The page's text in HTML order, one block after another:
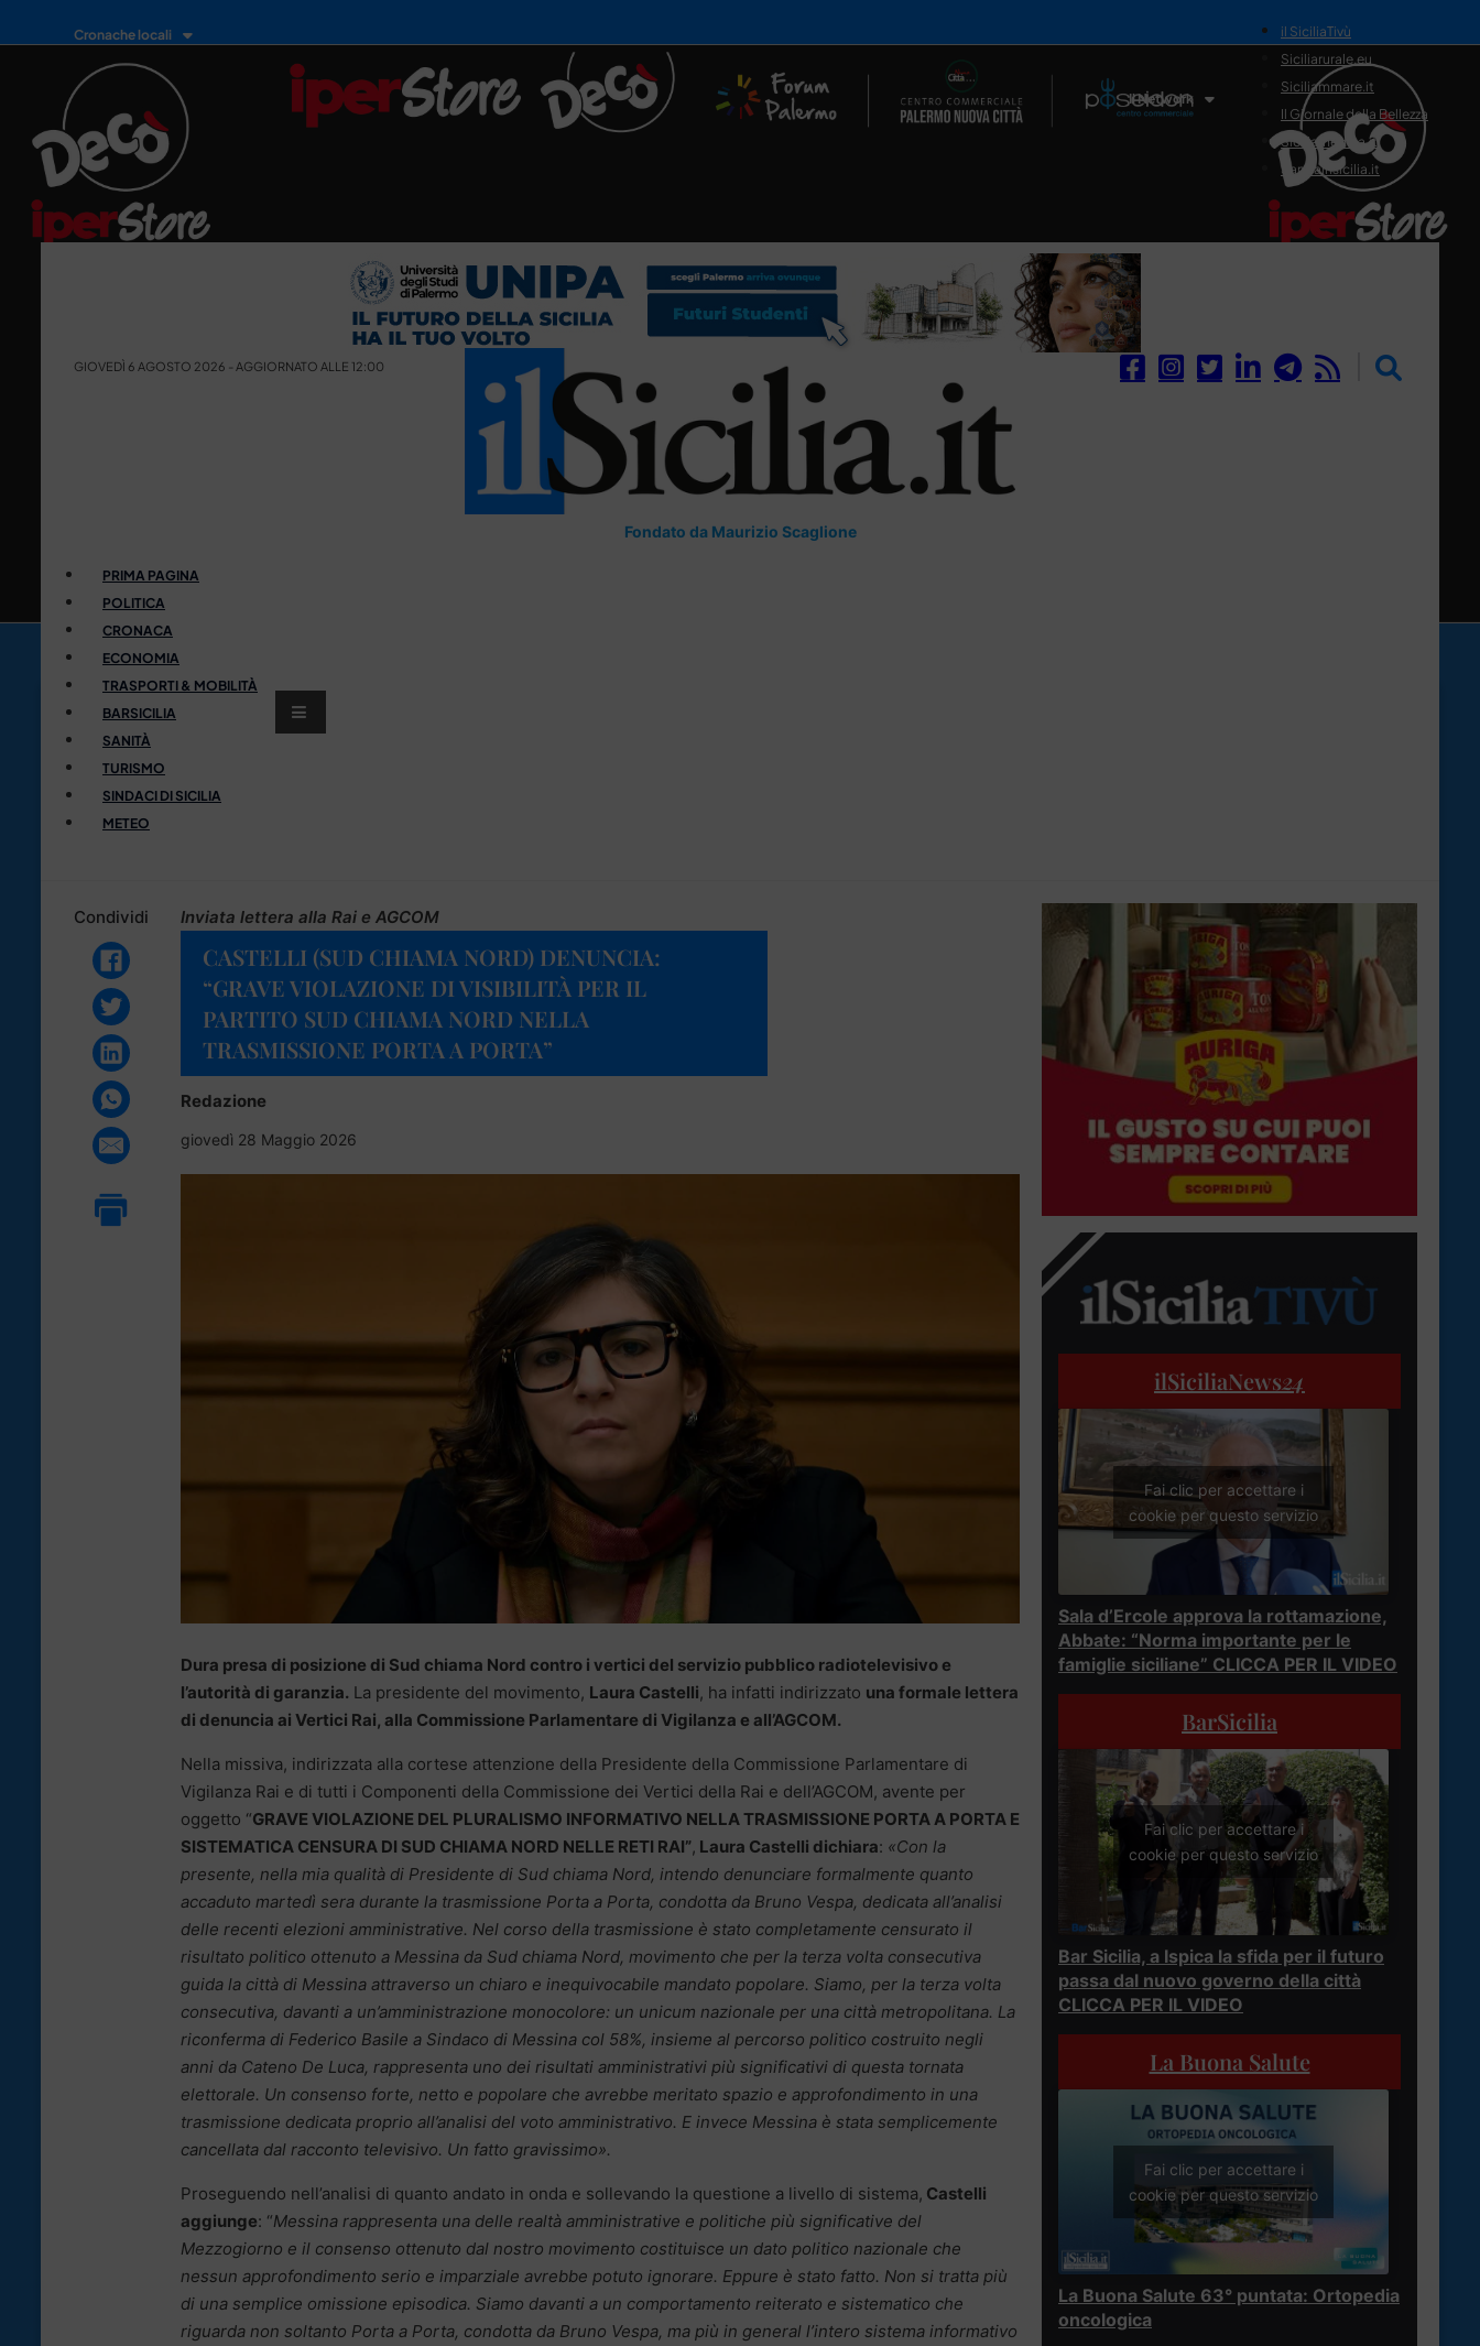
Cronache locali
Il Network
il SiciliaTivù
Siciliarurale.eu
Siciliammare.it
Il Giornale della Bellezza
Siciliamedica.it
Sanitainsicilia.it
GIOVEDÌ 6 AGOSTO 2026 - AGGIORNATO ALLE 12:00
Fondato da Maurizio Scaglione
PRIMA PAGINA
POLITICA
CRONACA
ECONOMIA
TRASPORTI & MOBILITÀ
BARSICILIA
SANITÀ
TURISMO
SINDACI DI SICILIA
METEO
Condividi Inviata lettera alla Rai e AGCOM
CASTELLI (SUD CHIAMA NORD) DENUNCIA:
“GRAVE VIOLAZIONE DI VISIBILITÀ PER IL
PARTITO SUD CHIAMA NORD NELLA
TRASMISSIONE PORTA A PORTA”
Redazione
giovedì 28 Maggio 2026
Dura presa di posizione di Sud chiama Nord contro i vertici del servizio pubblico radiotelevisivo e
l’autorità di garanzia. La presidente del movimento, Laura Castelli, ha infatti indirizzato una formale lettera
di denuncia ai Vertici Rai, alla Commissione Parlamentare di Vigilanza e all’AGCOM.
Nella missiva, indirizzata alla cortese attenzione della Presidente della Commissione Parlamentare di
Vigilanza Rai e di tutti i Componenti della Commissione dei Vertici della Rai e dell’AGCOM, avente per
oggetto “GRAVE VIOLAZIONE DEL PLURALISMO INFORMATIVO NELLA TRASMISSIONE PORTA A PORTA E
SISTEMATICA CENSURA DI SUD CHIAMA NORD NELLE RETI RAI”, Laura Castelli dichiara: «Con la
presente, nella mia qualità di Presidente di Sud chiama Nord, intendo denunciare formalmente quanto
accaduto martedì sera durante la trasmissione Porta a Porta, condotta da Bruno Vespa, dedicata all’analisi
delle recenti elezioni amministrative. Nel corso della trasmissione è stato completamente censurato il
risultato politico ottenuto a Messina da Sud chiama Nord, movimento che per la terza volta consecutiva
guida la città di Messina attraverso un chiaro e inequivocabile mandato popolare. Siamo, per la terza volta
consecutiva, davanti a un’amministrazione monocolore: un unicum nazionale per una città metropolitana. La
riconferma di Federico Basile a Sindaco di Messina col 58%, insieme al percorso politico costruito negli
anni da Cateno De Luca, rappresenta uno dei risultati amministrativi più significativi di questa tornata
elettorale. Un consenso forte, netto e popolare che avrebbe meritato spazio e approfondimento in una
trasmissione dedicata proprio all’analisi del voto amministrativo. E invece Messina è stata semplicemente
cancellata dal racconto televisivo. Un fatto gravissimo».
Proseguendo nell’analisi di quanto andato in onda e sollevando la questione a livello di sistema, Castelli
aggiunge: “Messina rappresenta una delle realtà amministrative e politiche più significative del
Mezzogiorno e il consenso ottenuto dal nostro movimento costituisce un dato politico nazionale che
nessun approfondimento serio e imparziale avrebbe potuto ignorare. Eppure è stato fatto. Non si tratta più
di una semplice omissione episodica. Siamo davanti a un comportamento reiterato e sistematico che
riguarda non soltanto Porta a Porta, condotta da Bruno Vespa, ma più in general l’intero sistema informativo
ilSiciliaNews24
Fai clic per accettare i
cookie per questo servizio
Sala d’Ercole approva la rottamazione,
Abbate: “Norma importante per le
famiglie siciliane” CLICCA PER IL VIDEO
BarSicilia
Fai clic per accettare i
cookie per questo servizio
Bar Sicilia, a Ispica la sfida per il futuro
passa dal nuovo governo della città
CLICCA PER IL VIDEO
La Buona Salute
Fai clic per accettare i
cookie per questo servizio
La Buona Salute 63° puntata: Ortopedia
oncologica